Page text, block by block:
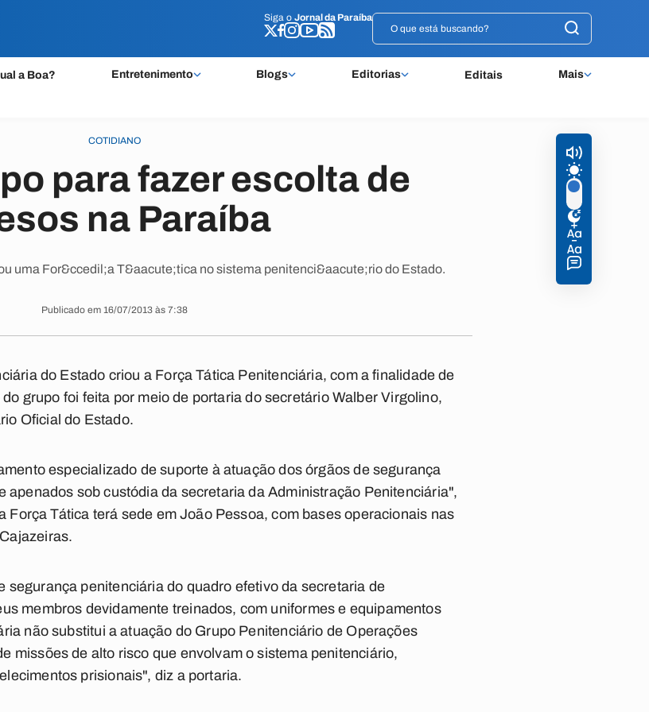
Siga o Jornal da Paraíba
a Boa? Entretenimento Blogs Editorias Editais Mais
Siga o Jornal da Paraíba
COTIDIANO
para fazer escolta de
na Paraíba
uma For&ccedil;a T&aacute;tica no sistema penitenci&aacute;rio do Estado.
Publicado em 16/07/2013 às 7:38
do Estado criou a Força Tática Penitenciária, com a finalidade de
grupo foi feita por meio de portaria do secretário Walber Virgolino,
Oficial do Estado.
especializado de suporte à atuação dos órgãos de segurança
apenados sob custódia da secretaria da Administração Penitenciária",
Força Tática terá sede em João Pessoa, com bases operacionais nas
segurança penitenciária do quadro efetivo da secretaria de
membros devidamente treinados, com uniformes e equipamentos
não substitui a atuação do Grupo Penitenciário de Operações
missões de alto risco que envolvam o sistema penitenciário,
prisionais", diz a portaria.